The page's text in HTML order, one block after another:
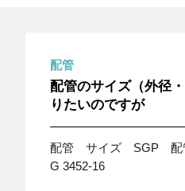
配管
配管のサイズ（外径
りたいのですが
配管 サイズ SGP 配
G 3452-16